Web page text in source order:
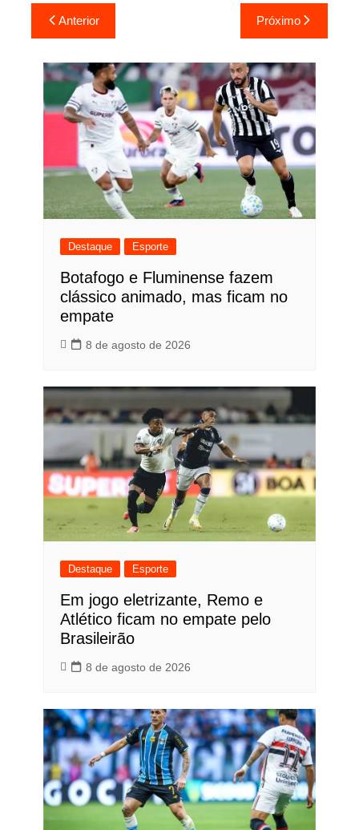
Navegação
de
Post
Anterior Próximo
Destaque Esporte
Botafogo e Fluminense fazem
clássico animado, mas ficam no
empate
8 de agosto de 2026
Destaque Esporte
Em jogo eletrizante, Remo e
Atlético ficam no empate pelo
Brasileirão
8 de agosto de 2026